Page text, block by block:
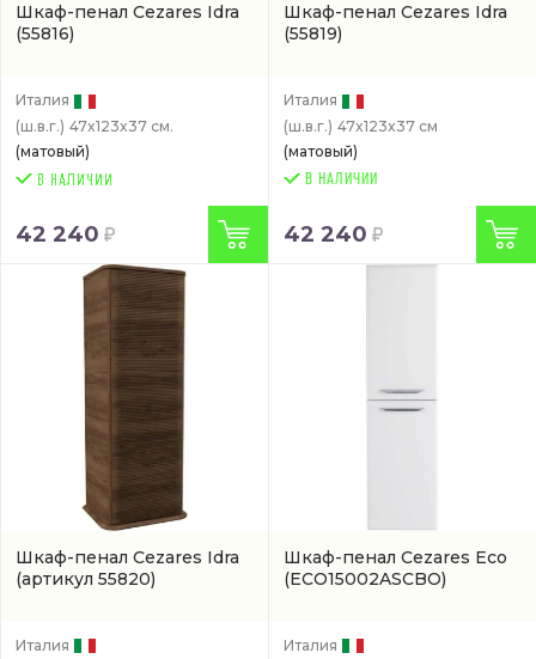
Шкаф-пенал Cezares Idra
(55816)
Италия
(ш.в.г.) 47x123x37 см.
(матовый)
42 240
Шкаф-пенал Cezares Idra
(55819)
Италия
(ш.в.г.) 47x123x37 см
(матовый)
В НАЛИЧИИ
42 240
Шкаф-пенал Cezares Idra
(артикул 55820)
Италия
Шкаф-пенал Cezares Eco
(ECO15002ASCBO)
Италия